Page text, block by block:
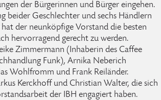
der Bürgerinnen und Bürger eingehen.
beider Geschlechter und sechs Händlern
der neunköpfige Vorstand die besten
hervorragend gerecht zu werden.
Zimmermann (Inhaberin des Caffee
Funk), Arnika Neberich
Wohlfromm und Frank Reiländer.
Kerckhoff und Christian Walter, die sich
der IBH engagiert haben.